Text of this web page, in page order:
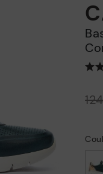
Baskets femme avec technologie Shock